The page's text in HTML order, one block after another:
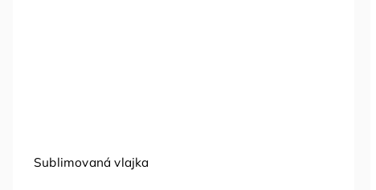
Nastreľovacia stena double PRO 1m